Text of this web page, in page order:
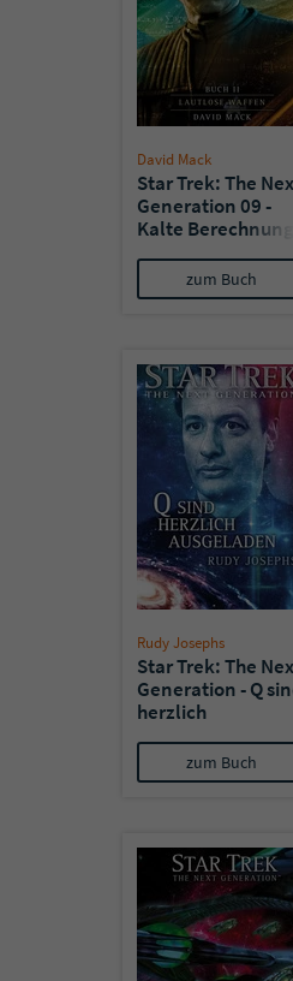
David Mack
Star Trek: The
Generation 09 -
Kalte Berechnung
zum Buch
Rudy Josephs
Star Trek: The
Generation - Q
herzlich
zum Buch